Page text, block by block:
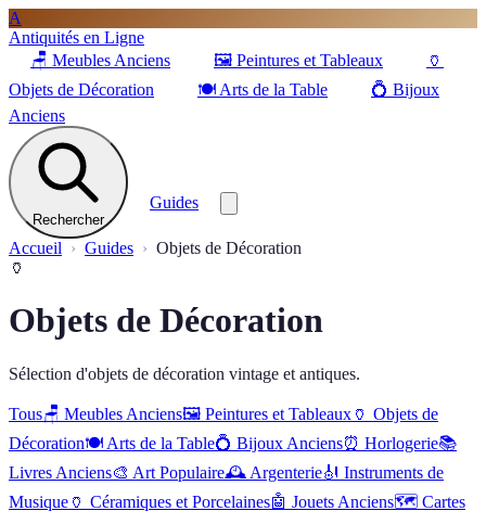
A
Antiquités en Ligne
🪑 Meubles Anciens 🖼️ Peintures et Tableaux
🏺
Objets de Décoration
🍽️ Arts de la Table 💍 Bijoux
Anciens
Rechercher
Guides
Accueil Guides
Objets de Décoration
🏺
Objets de Décoration
Sélection d'objets de décoration vintage et antiques.
Tous🪑 Meubles Anciens🖼️ Peintures et Tableaux 🏺 Objets de
Décoration🍽️ Arts de la Table💍 Bijoux Anciens⏰ Horlogerie📚
Livres Anciens🎨 Art Populaire🕰️ Argenterie🎻 Instruments de
Musique 🏺 Céramiques et Porcelaines🤖 Jouets Anciens🗺️ Cartes